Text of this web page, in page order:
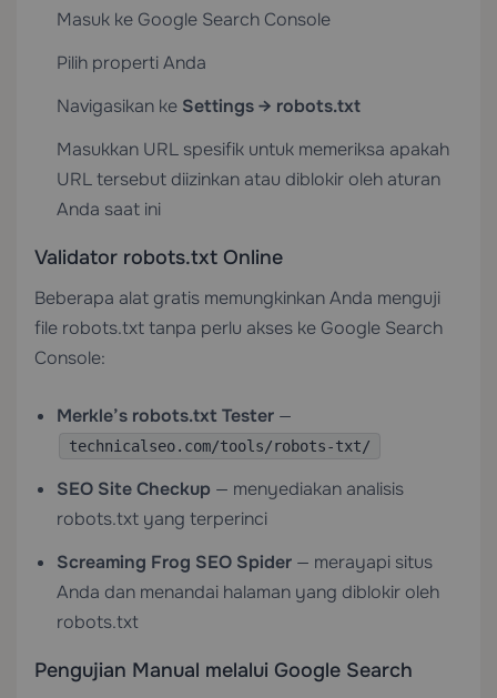
Masuk ke Google Search Console
Pilih properti Anda
Navigasikan ke Settings → robots.txt
Masukkan URL spesifik untuk memeriksa apakah
URL tersebut diizinkan atau diblokir oleh aturan
Anda saat ini
Validator robots.txt Online
Beberapa alat gratis memungkinkan Anda menguji
file robots.txt tanpa perlu akses ke Google Search
Console:
Merkle’s robots.txt Tester —
technicalseo.com/tools/robots-txt/
SEO Site Checkup — menyediakan analisis
robots.txt yang terperinci
Screaming Frog SEO Spider — merayapi situs
Anda dan menandai halaman yang diblokir oleh
robots.txt
Pengujian Manual melalui Google Search